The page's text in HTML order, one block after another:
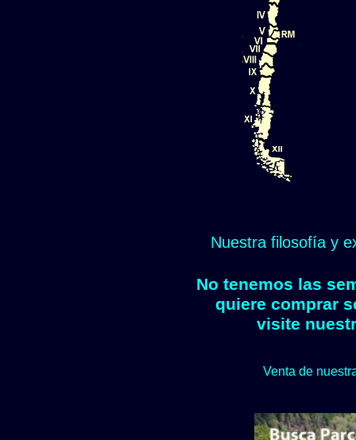
Nuestra filosofía y
No tenemos las
quiere comprar
visite
Venta de